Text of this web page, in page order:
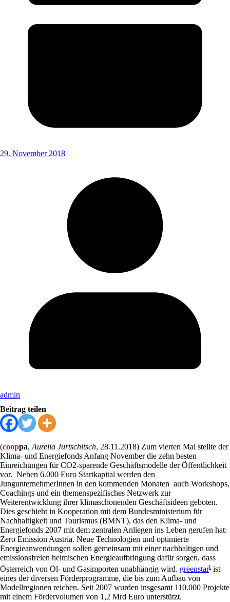
29. November 2018
admin
Beitrag teilen
(cooppa, Aurelia Jurtschitsch, 28.11.2018) Zum vierten Mal stellte der
Klima- und Energiefonds Anfang November die zehn besten
Einreichungen für CO2-sparende Geschäftsmodelle der Öffentlichkeit
vor. Neben 6.000 Euro Startkapital werden den
JungunternehmerInnen in den kommenden Monaten auch Workshops,
Coachings und ein themenspezifisches Netzwerk zur
Weiterentwicklung ihrer klimaschonenden Geschäftsideen geboten.
Dies geschieht in Kooperation mit dem Bundesministerium für
Nachhaltigkeit und Tourismus (BMNT), das den Klima- und
Energiefonds 2007 mit dem zentralen Anliegen ins Leben gerufen hat:
Zero Emission Austria. Neue Technologien und optimierte
Energieanwendungen sollen gemeinsam mit einer nachhaltigen und
emissionsfreien heimischen Energieaufbringung dafür sorgen, dass
Österreich von Öl- und Gasimporten unabhängig wird. greenstart ist
eines der diversen Förderprogramme, die bis zum Aufbau von
Modellregionen reichen. Seit 2007 wurden insgesamt 110.000 Projekte
mit einem Fördervolumen von 1,2 Mrd Euro unterstützt.